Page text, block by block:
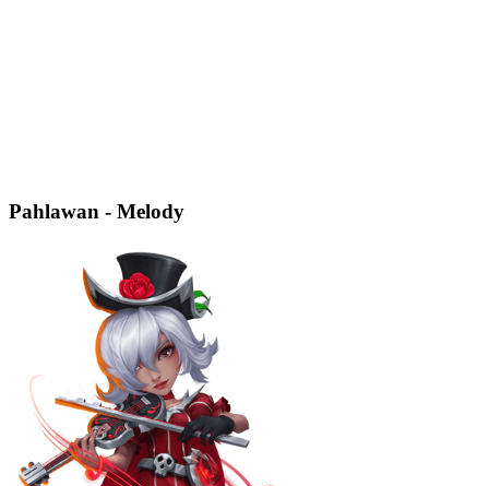
Pahlawan - Melody